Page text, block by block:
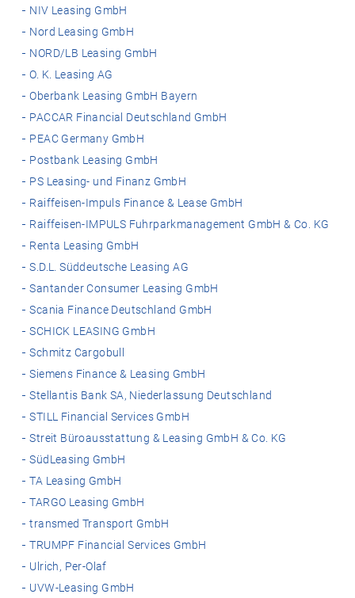
NIV Leasing GmbH
Nord Leasing GmbH
NORD/LB Leasing GmbH
O. K. Leasing AG
Oberbank Leasing GmbH Bayern
PACCAR Financial Deutschland GmbH
PEAC Germany GmbH
Postbank Leasing GmbH
PS Leasing- und Finanz GmbH
Raiffeisen-Impuls Finance & Lease GmbH
Raiffeisen-IMPULS Fuhrparkmanagement GmbH & Co. KG
Renta Leasing GmbH
S.D.L. Süddeutsche Leasing AG
Santander Consumer Leasing GmbH
Scania Finance Deutschland GmbH
SCHICK LEASING GmbH
Schmitz Cargobull
Siemens Finance & Leasing GmbH
Stellantis Bank SA, Niederlassung Deutschland
STILL Financial Services GmbH
Streit Büroausstattung & Leasing GmbH & Co. KG
SüdLeasing GmbH
TA Leasing GmbH
TARGO Leasing GmbH
transmed Transport GmbH
TRUMPF Financial Services GmbH
Ulrich, Per-Olaf
UVW-Leasing GmbH